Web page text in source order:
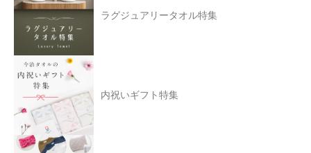
ラグジュアリータオル特集
内祝いギフト特集